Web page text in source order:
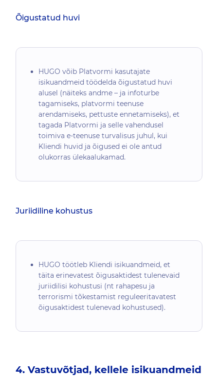
Õigustatud huvi
HUGO võib Platvormi kasutajate
isikuandmeid töödelda õigustatud huvi
alusel (näiteks andme – ja infoturbe
tagamiseks, platvormi teenuse
arendamiseks, pettuste ennetamiseks), et
tagada Platvormi ja selle vahendusel
toimiva e-teenuse turvalisus juhul, kui
Kliendi huvid ja õigused ei ole antud
olukorras ülekaalukamad.
Juriidiline kohustus
HUGO töötleb Kliendi isikuandmeid, et
täita erinevatest õigusaktidest tulenevaid
juriidilisi kohustusi (nt rahapesu ja
terrorismi tõkestamist reguleeritavatest
õigusaktidest tulenevad kohustused).
4. Vastuvõtjad, kellele isikuandmeid